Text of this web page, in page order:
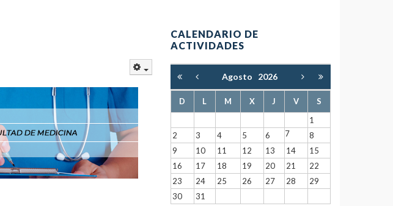
Empty
CALENDARIO DE
ACTIVIDADES
Agosto 2026
D L M X J V
S
1
2
3 4 5 6 7
8
9
10 11 12 13 14
15
16
17 18 19 20 21
22
23
24 25 26 27 28
29
30
31